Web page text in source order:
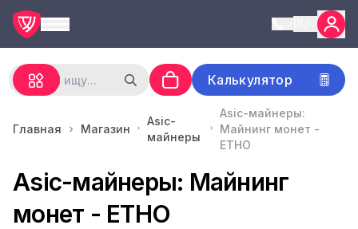
Калькулятор
Главная Магазин
Asic-
майнеры
Asic-майнеры:
Майнинг монет -
ETHO
Asic-майнеры: Майнинг
монет - ETHO